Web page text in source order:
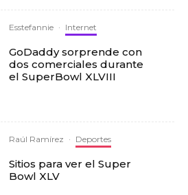
Esstefannie · Internet
GoDaddy sorprende con
dos comerciales durante
el SuperBowl XLVIII
Raúl Ramírez · Deportes
Sitios para ver el Super
Bowl XLV